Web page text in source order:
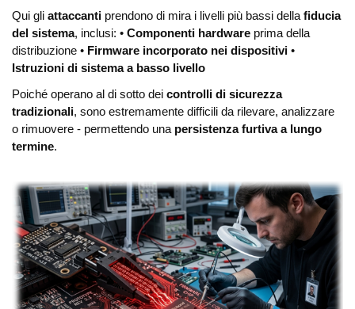
Qui gli attaccanti prendono di mira i livelli più bassi dellafiducia
del sistema, inclusi: • Componenti hardware prima della
distribuzione • Firmware incorporato nei dispositivi •
Istruzioni di sistema a basso livello
Poiché operano al di sotto dei controlli di sicurezza
tradizionali, sono estremamente difficili da rilevare, analizzare
o rimuovere - permettendo una persistenza furtiva a lungo
termine.